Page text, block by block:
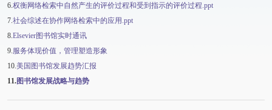
6. 权衡网络检索中自然产生的评价过程和受到指示的评价过程.ppt
7. 社会综述在协作网络检索中的应用.ppt
8. Elsevier图书馆实时通讯
9. 服务体现价值，管理塑造形象
10. 美国图书馆发展趋势汇报
11.图书馆发展战略与趋势